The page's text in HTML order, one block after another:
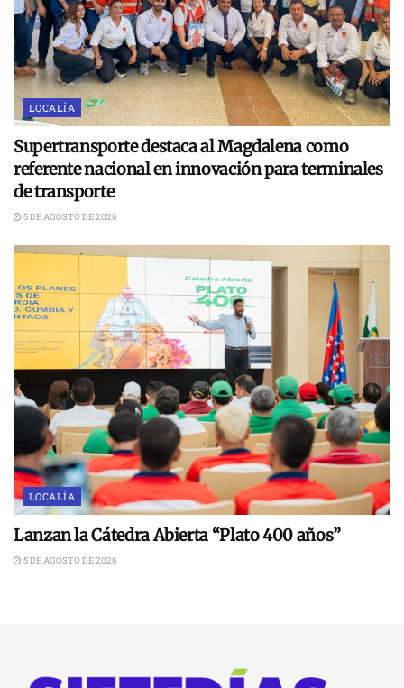
LOCALÍA
Supertransporte destaca al Magdalena como
referente nacional en innovación para terminales
de transporte
5 DE AGOSTO DE 2026
LOCALÍA
Lanzan la Cátedra Abierta “Plato 400 años”
5 DE AGOSTO DE 2026